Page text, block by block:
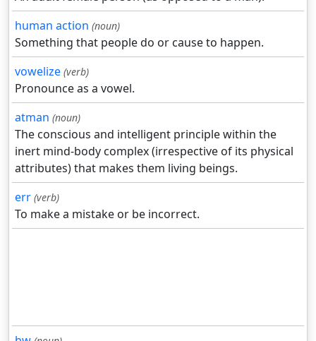
human action (noun)
Something that people do or cause to happen.
vowelize (verb)
Pronounce as a vowel.
atman (noun)
The conscious and intelligent principle within the
inert mind-body complex (irrespective of its physical
attributes) that makes them living beings.
err (verb)
To make a mistake or be incorrect.